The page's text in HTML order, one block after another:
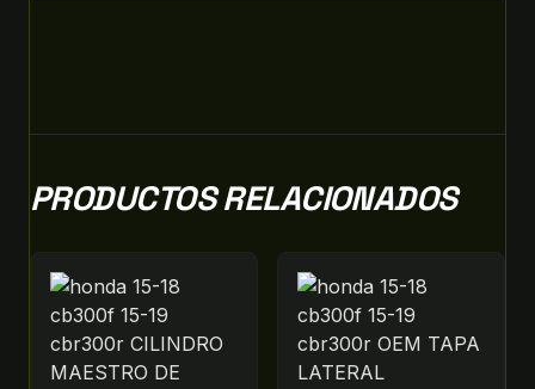
PRODUCTOS RELACIONADOS